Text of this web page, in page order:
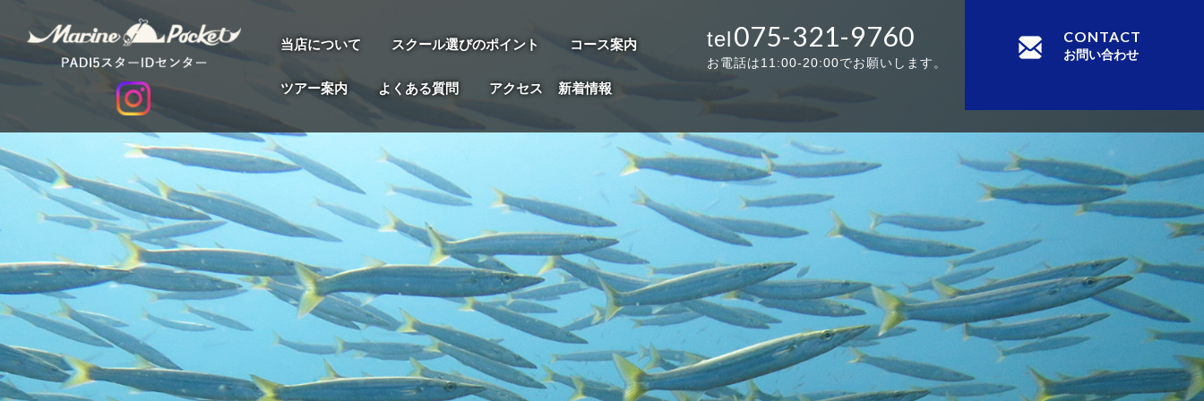
当店について スクール選びのポイント コース案内
ツアー案内 よくある質問 アクセス 新着情報
075-321-9760
お電話は11:00-20:00でお願いします。
CONTACT
お問い合わせ